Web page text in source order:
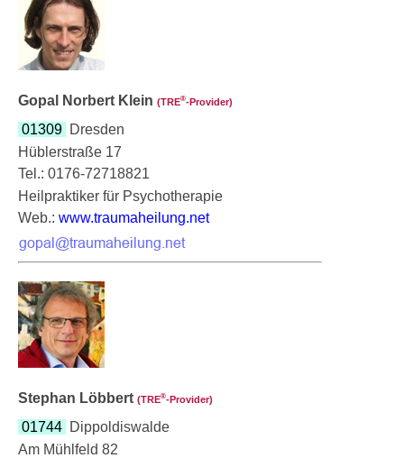
Gopal Norbert Klein (TRE®‑Provider)
01309 Dresden
Hüblerstraße 17
Tel.: 0176-72718821
Heilpraktiker für Psychotherapie
Web.: www.traumaheilung.net
Stephan Löbbert (TRE®‑Provider)
01744 Dippoldiswalde
Am Mühlfeld 82